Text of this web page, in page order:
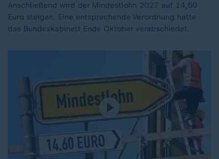
Anschließend wird der Mindestlohn 2027 auf 14,60
Euro steigen. Eine entsprechende Verordnung hatte
das Bundeskabinett Ende Oktober verabschiedet.